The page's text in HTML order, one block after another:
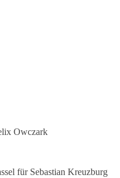
Owczark
für Sebastian Kreuzburg